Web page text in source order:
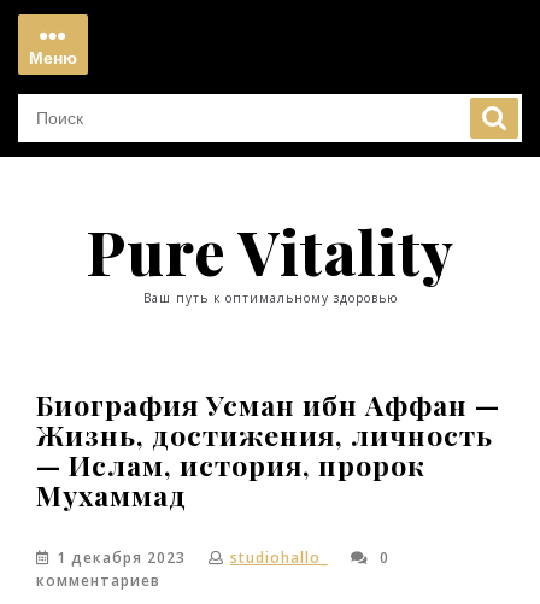
Перейти
содержимому
Меню
Меню
Pure Vitality
Ваш путь к оптимальному здоровью
Биография Усман ибн Аффан —
Жизнь, достижения, личность
— Ислам, история, пророк
Мухаммад
1 декабря 2023 studiohallo_
0
комментариев